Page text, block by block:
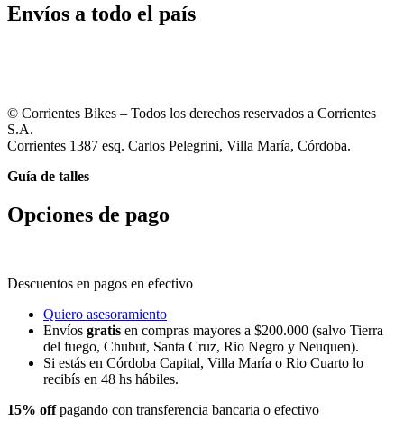
Envíos a todo el país
© Corrientes Bikes – Todos los derechos reservados a Corrientes
S.A.
Corrientes 1387 esq. Carlos Pelegrini, Villa María, Córdoba.
Guía de talles
Opciones de pago
Descuentos en pagos en efectivo
Quiero asesoramiento
Envíos gratis en compras mayores a $200.000 (salvo Tierra
del fuego, Chubut, Santa Cruz, Rio Negro y Neuquen).
Si estás en Córdoba Capital, Villa María o Rio Cuarto lo
recibís en 48 hs hábiles.
15% offpagando con transferencia bancaria o efectivo